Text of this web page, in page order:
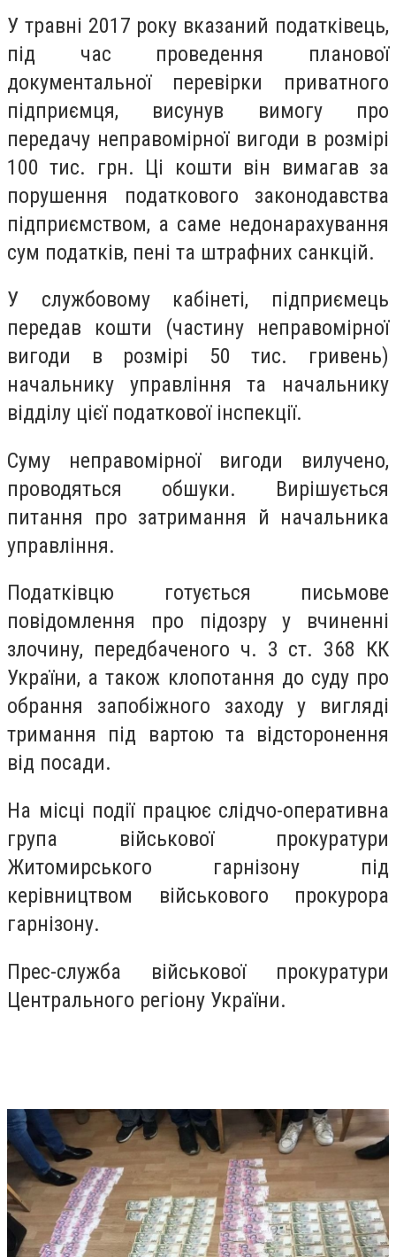
У травні 2017 року вказаний податківець,
під час проведення планової
документальної перевірки приватного
підприємця, висунув вимогу про
передачу неправомірної вигоди в розмірі
100 тис. грн. Ці кошти він вимагав за
порушення податкового законодавства
підприємством, а саме недонарахування
сум податків, пені та штрафних санкцій.
У службовому кабінеті, підприємець
передав кошти (частину неправомірної
вигоди в розмірі 50 тис. гривень)
начальнику управління та начальнику
відділу цієї податкової інспекції.
Суму неправомірної вигоди вилучено,
проводяться обшуки. Вирішується
питання про затримання й начальника
управління.
Податківцю готується письмове
повідомлення про підозру у вчиненні
злочину, передбаченого ч. 3 ст. 368 КК
України, а також клопотання до суду про
обрання запобіжного заходу у вигляді
тримання під вартою та відсторонення
від посади.
На місці події працює слідчо-оперативна
група військової прокуратури
Житомирського гарнізону під
керівництвом військового прокурора
гарнізону.
Прес-служба військової прокуратури
Центрального регіону України.